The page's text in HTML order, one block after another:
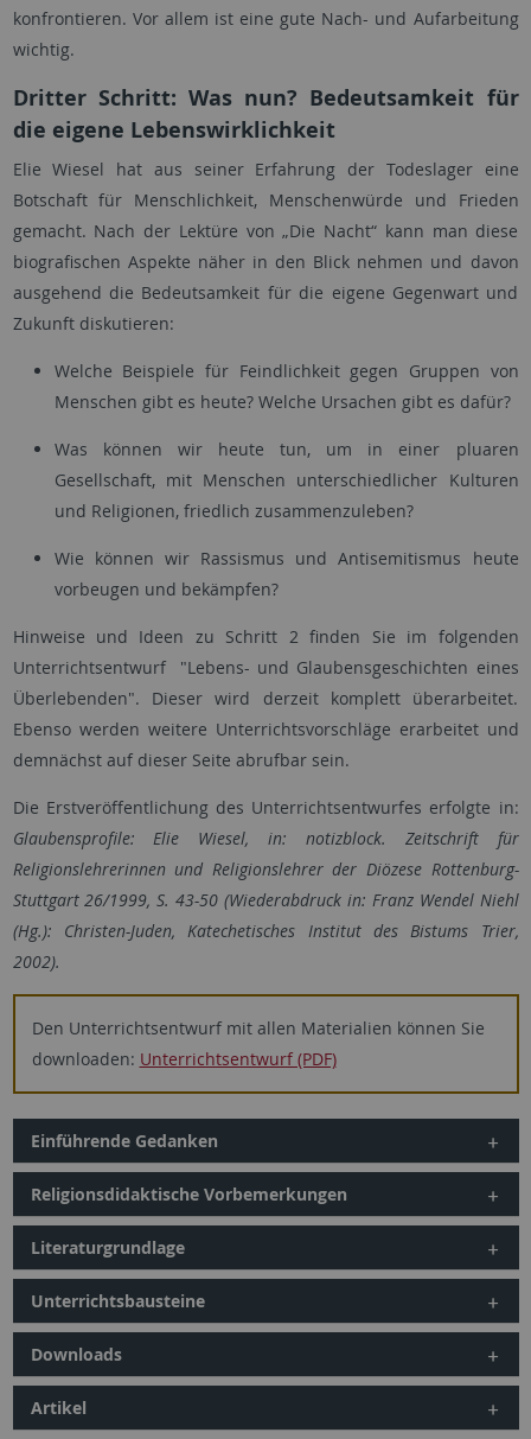
konfrontieren. Vor allem ist eine gute Nach- und Aufarbeitung
wichtig.
Dritter Schritt: Was nun? Bedeutsamkeit für
die eigene Lebenswirklichkeit
Elie Wiesel hat aus seiner Erfahrung der Todeslager eine
Botschaft für Menschlichkeit, Menschenwürde und Frieden
gemacht. Nach der Lektüre von „Die Nacht“ kann man diese
biografischen Aspekte näher in den Blick nehmen und davon
ausgehend die Bedeutsamkeit für die eigene Gegenwart und
Zukunft diskutieren:
Welche Beispiele für Feindlichkeit gegen Gruppen von
Menschen gibt es heute? Welche Ursachen gibt es dafür?
Was können wir heute tun, um in einer pluaren
Gesellschaft, mit Menschen unterschiedlicher Kulturen
und Religionen, friedlich zusammenzuleben?
Wie können wir Rassismus und Antisemitismus heute
vorbeugen und bekämpfen?
Hinweise und Ideen zu Schritt 2 finden Sie im folgenden
Unterrichtsentwurf "Lebens- und Glaubensgeschichten eines
Überlebenden". Dieser wird derzeit komplett überarbeitet.
Ebenso werden weitere Unterrichtsvorschläge erarbeitet und
demnächst auf dieser Seite abrufbar sein.
Die Erstveröffentlichung des Unterrichtsentwurfes erfolgte in:
Glaubensprofile: Elie Wiesel, in: notizblock. Zeitschrift für
Religionslehrerinnen und Religionslehrer der Diözese Rottenburg-
Stuttgart 26/1999, S. 43-50 (Wiederabdruck in: Franz Wendel Niehl
(Hg.): Christen-Juden, Katechetisches Institut des Bistums Trier,
2002).
Den Unterrichtsentwurf mit allen Materialien können Sie
downloaden: Unterrichtsentwurf (PDF)
Einführende Gedanken
Religionsdidaktische Vorbemerkungen
Literaturgrundlage
Unterrichtsbausteine
Downloads
Artikel